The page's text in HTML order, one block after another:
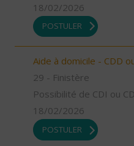
18/02/2026
POSTULER
Aide à domicile - CDD
29 - Finistère
Possibilité de CDI ou
18/02/2026
POSTULER